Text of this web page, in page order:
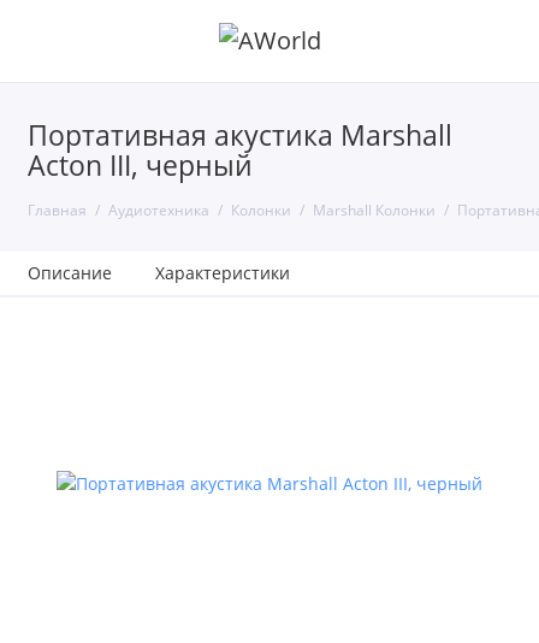
Портативная акустика Marshall
Acton III, черный
Главная Аудиотехника Колонки Marshall Колонки
Описание Характеристики